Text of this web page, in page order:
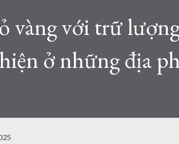
vàng với trữ
ở những địa